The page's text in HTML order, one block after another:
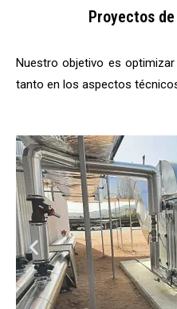
Proyectos
Nuestro objetivo es
tanto en los aspectos